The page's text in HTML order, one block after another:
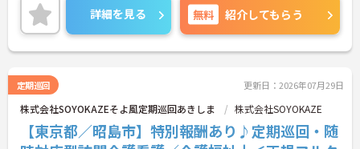
定したキャリアを描けます。
ご興味のある方には、面接対策ポイントなどさらに
詳細をお話いたしますので、お気軽にご相談くださ
い。
詳細を見る 無料 紹介してもらう
定期巡回 更新日：2026年07月29日
株式会社SOYOKAZEそよ風定期巡回あきしま 株式会社SOYOKAZE
【東京都／昭島市】特別報酬あり♪定期巡回・随